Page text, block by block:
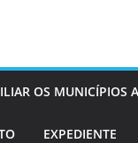
OS
EXPEDIENTE